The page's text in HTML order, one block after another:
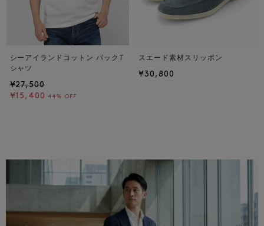
シーアイランドコットン パックT
シャツ
¥27,500
¥15,400 44% OFF
スエード素材スリッポン
¥30,800